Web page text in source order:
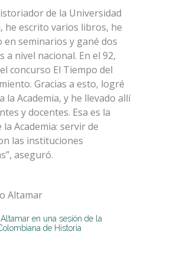
de la Universidad
he escrito varios libros, he
en seminarios y gané dos
a nivel nacional. En el 92,
concurso El Tiempo del
Gracias a esto, logré
la Academia, y he llevado allí
y docentes. Esa es la
la Academia: servir de
las instituciones
aseguró.
en una sesión de la
de Historia